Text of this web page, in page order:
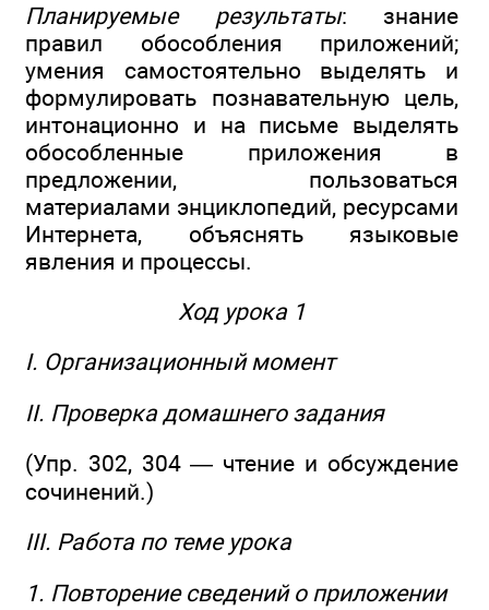
Планируемые результаты: знание
правил обособления приложений;
умения самостоятельно выделять и
формулировать познавательную цель,
интонационно и на письме выделять
обособленные приложения в
предложении, пользоваться
материалами энциклопедий, ресурсами
Интернета, объяснять языковые
явления и процессы.
Ход урока 1
I. Организационный момент
II. Проверка домашнего задания
(Упр. 302, 304 — чтение и обсуждение
сочинений.)
III. Работа по теме урока
1. Повторение сведений о приложении